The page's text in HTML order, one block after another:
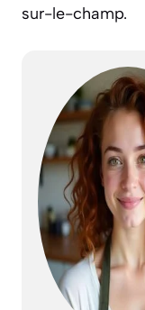
sur-le-champ.